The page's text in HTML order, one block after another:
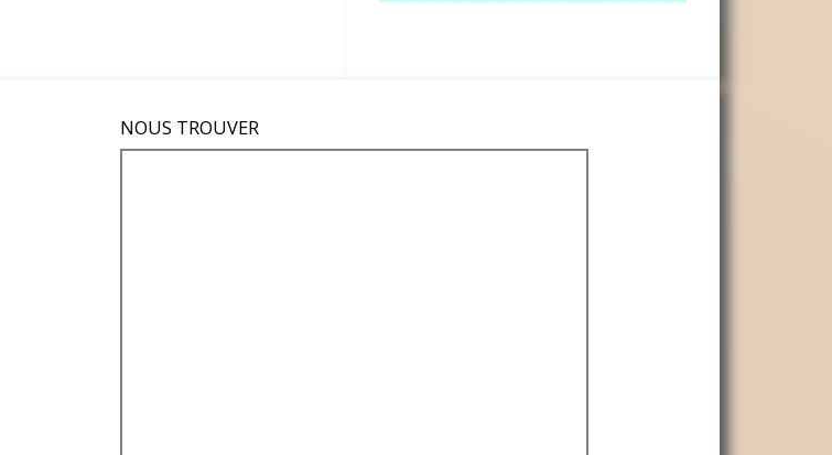
NOUS TROUVER